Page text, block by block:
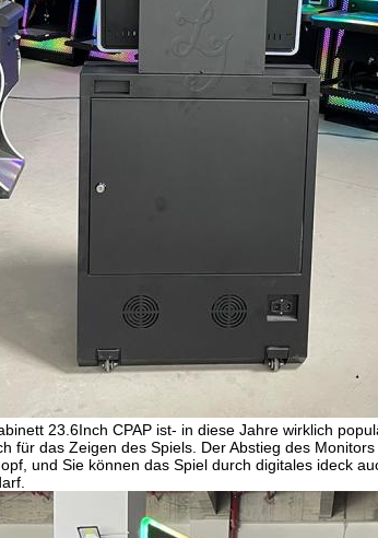
23.6Inch CPAP ist- in diese Jahre wirklich
für das Zeigen des Spiels. Der Abstieg des
und Sie können das Spiel durch digitales ideck